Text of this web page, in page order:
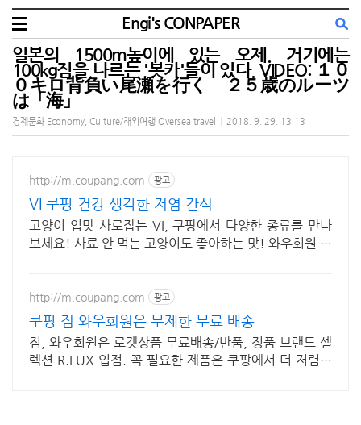
Engi's CONPAPER
일본의 1500m높이에 있는 오제. 거기에는
100kg짐을 나르는 '봇카'들이 있다. VIDEO: １０
０キロ背負い尾瀬を行く ２５歳のルーツ
は「海」
경제문화 Economy, Culture/해외여행 Oversea travel 2018. 9. 29. 13:13
http://m.coupang.com 광고
VI 쿠팡 건강 생각한 저염 간식
고양이 입맛 사로잡는 VI, 쿠팡에서 다양한 종류를 만나
보세요! 사료 안 먹는 고양이도 좋아하는 맛! 와우회원 무
http://m.coupang.com 광고
쿠팡 짐 와우회원은 무제한 무료 배송
짐, 와우회원은 로켓상품 무료배송/반품, 정품 브랜드 셀
렉션 R.LUX 입점. 꼭 필요한 제품은 쿠팡에서 더 저렴하